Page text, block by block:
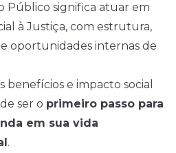
Público significa atuar em
à Justiça, com estrutura,
oportunidades internas de
benefícios e impacto social
ser o primeiro passo para
em sua vida
.